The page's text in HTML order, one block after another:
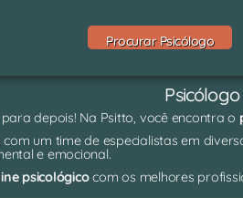
Procurar Psicólogo
depois! Na Psitto, você encontra o
um time de especialistas em
e emocional.
psicológicocom os melhores